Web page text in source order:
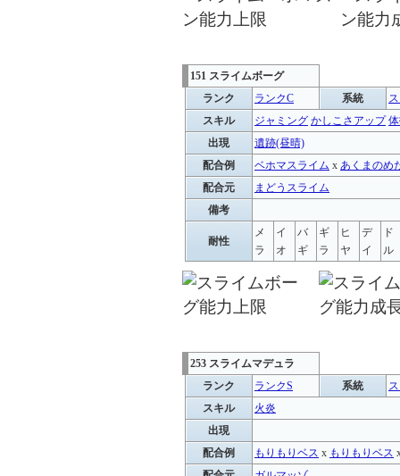
151 スライムボーグ
ランク
ランクC 系統
スキル
ジャミング かしこさアップ
出現
遺跡(昼晴)
配合例
ベホマスライム x あくまのめ
配合元
まどうスライム
備考
耐性
メ
ラ
イ
オ
バ
ギ
ギ
ラ
ヒ
ヤ
デ
イ
ド
ル
253 スライムマデュラ
ランク
ランクS 系統
スキル
火炎
出現
配合例
もりもりベス x もりもりベス